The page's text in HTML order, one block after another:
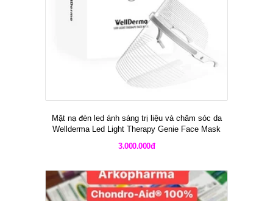
Mặt nạ đèn led ánh sáng trị liệu và chăm sóc da
Wellderma Led Light Therapy Genie Face Mask
3.000.000đ